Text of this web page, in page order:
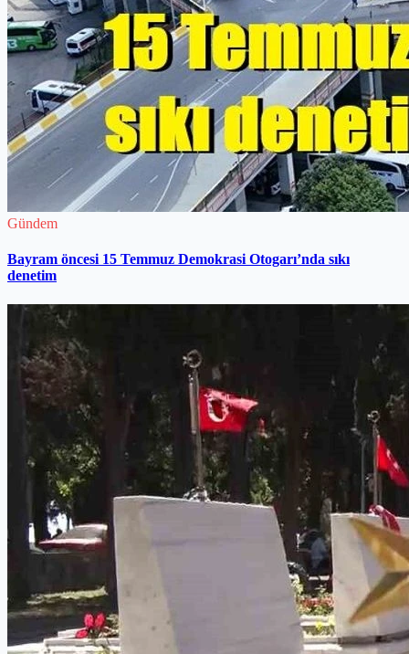
Gündem
Bayram öncesi 15 Temmuz Demokrasi Otogarı’nda sıkı
denetim